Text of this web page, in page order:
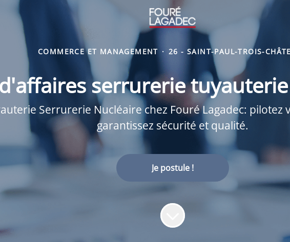
COMMERCE ET MANAGEMENT · 26 - SAINT-PAUL-TROIS-
serrurerie
Serrurerie Nucléaire chez Fouré Lagadec:
garantissez sécurité et qualité.
Je postule !